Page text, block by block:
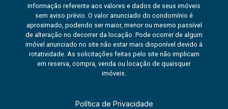
informação referente aos valores e dados de seus imóveis
sem aviso prévio. O valor anunciado do condomínio é
aproximado, podendo ser maior, menor ou mesmo passível
de alteração no decorrer da locação. Pode ocorrer de algum
imóvel anunciado no site não estar mais disponível devido à
rotatividade. As solicitações feitas pelo site não implicam
em reserva, compra, venda ou locação de quaisquer
imóveis.
Política de Privacidade